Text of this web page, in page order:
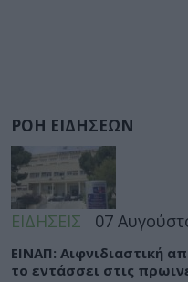
ΡΟΗ ΕΙΔΗΣΕΩΝ
ΕΙΔΗΣΕΙΣ 07
ΕΙΝΑΠ: Αιφνιδιαστική
το εντάσσει στις